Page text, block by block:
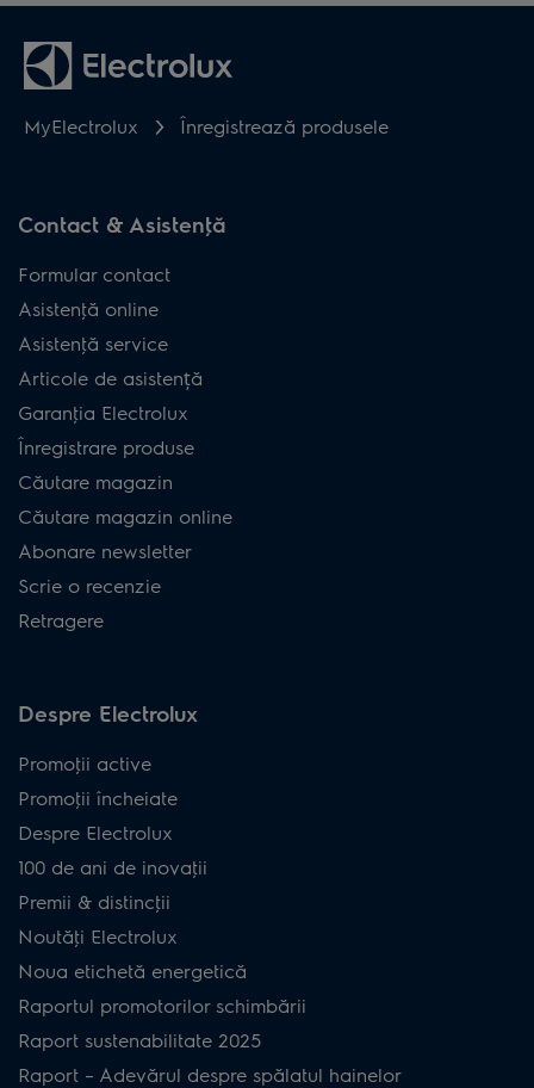
MyElectrolux Înregistrează produsele
Contact & Asistenţă
Formular contact
Asistenţă online
Asistenţă service
Articole de asistență
Garanţia Electrolux
Înregistrare produse
Căutare magazin
Căutare magazin online
Abonare newsletter
Scrie o recenzie
Retragere
Despre Electrolux
Promoţii active
Promoţii încheiate
Despre Electrolux
100 de ani de inovaţii
Premii & distincţii
Noutăţi Electrolux
Noua etichetă energetică
Raportul promotorilor schimbării
Raport sustenabilitate 2025
Raport – Adevărul despre spălatul hainelor